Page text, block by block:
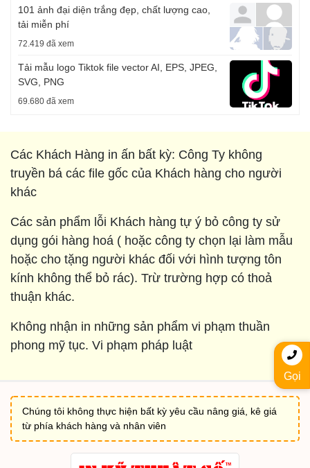
101 ảnh đại diện trắng đẹp, chất lượng cao,
tải miễn phí
72.419 đã xem
Tải mẫu logo Tiktok file vector AI, EPS, JPEG,
SVG, PNG
69.680 đã xem
Gọi
Các Khách Hàng in ấn bất kỳ: Công Ty không
truyền bá các file gốc của Khách hàng cho người
khác
Các sản phẩm lỗi Khách hàng tự ý bỏ công ty sử
dụng gói hàng hoá ( hoặc công ty chọn lại làm mẫu
hoặc cho tặng người khác đối với hình tượng tôn
kính không thể bỏ rác). Trừ trường hợp có thoả
thuận khác.
Không nhận in những sản phẩm vi phạm thuần
phong mỹ tục. Vi phạm pháp luật
Chúng tôi không thực hiện bất kỳ yêu cầu nâng giá, kê giá
từ phía khách hàng và nhân viên